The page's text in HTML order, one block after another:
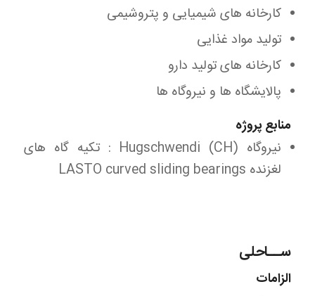
کارخانه های شیمیایی و پتروشیمی
تولید مواد غذایی
کارخانه های تولید دارو
پالایشگاه ها و نیروگاه ها
منابع پروژه
نیروگاه Hugschwendi (CH) : تکیه گاه های
لغزنده LASTO curved sliding bearings
ســاحلی
الزامات